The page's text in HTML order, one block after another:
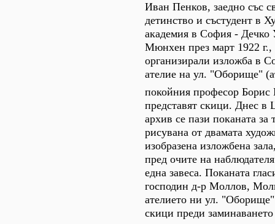
Иван Пенков, заедно със
детинство и състудент в
академия в София - Дечко
Мюнхен през март 1922 г.,
организирали изложба в
ателие на ул. "Оборище"
покойния професор
представят скици. Днес в
архив се пази поканата за
рисувана от двамата
изобразена изложбена
пред очите на
една завеса. Поканата
господин д-р Моллов,
ателието ни ул. "Оборище"
скици преди